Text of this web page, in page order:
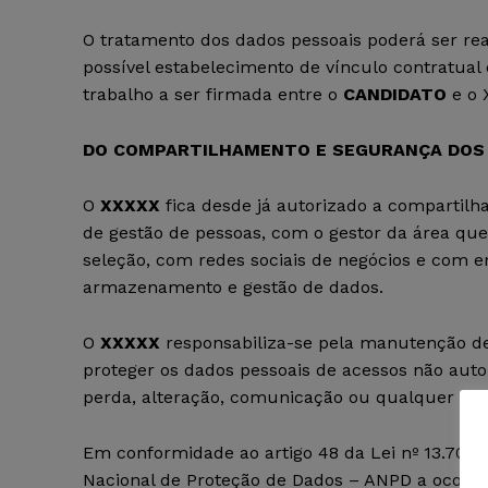
O tratamento dos dados pessoais poderá ser
possível estabelecimento de vínculo
trabalho a ser firmada entre o CANDIDATO e o
DO COMPARTILHAMENTO E SEGURANÇA DOS
O XXXXX fica desde já autorizado a
de gestão de pessoas, com o gestor da área
seleção, com redes sociais de negócios e com
armazenamento e gestão de dados.
O XXXXX responsabiliza-se pela manutenção
proteger os dados pessoais de acessos não
perda, alteração, comunicação ou qualquer
Em conformidade ao artigo 48 da Lei nº
Nacional de Proteção de Dados – ANPD a